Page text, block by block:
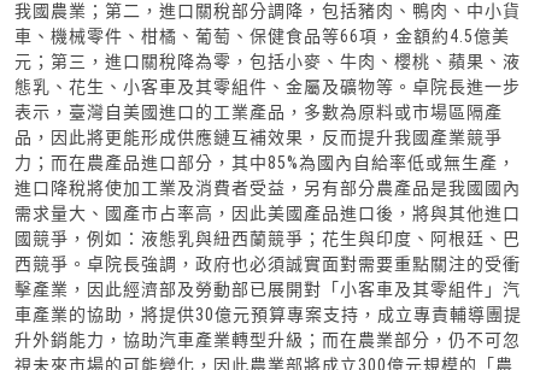
我國農業；第二，進口關稅部分調降，包括豬肉、鴨肉、中小貨
車、機械零件、柑橘、葡萄、保健食品等66項，金額約4.5億美
元；第三，進口關稅降為零，包括小麥、牛肉、櫻桃、蘋果、液
態乳、花生、小客車及其零組件、金屬及礦物等。卓院長進一步
表示，臺灣自美國進口的工業產品，多數為原料或市場區隔產
品，因此將更能形成供應鏈互補效果，反而提升我國產業競爭
力；而在農產品進口部分，其中85%為國內自給率低或無生產，
進口降稅將使加工業及消費者受益，另有部分農產品是我國國內
需求量大、國產市占率高，因此美國產品進口後，將與其他進口
國競爭，例如：液態乳與紐西蘭競爭；花生與印度、阿根廷、巴
西競爭。卓院長強調，政府也必須誠實面對需要重點關注的受衝
擊產業，因此經濟部及勞動部已展開對「小客車及其零組件」汽
車產業的協助，將提供30億元預算專案支持，成立專責輔導團提
升外銷能力，協助汽車產業轉型升級；而在農業部分，仍不可忽
視未來市場的可能變化，因此農業部將成立300億元規模的「農